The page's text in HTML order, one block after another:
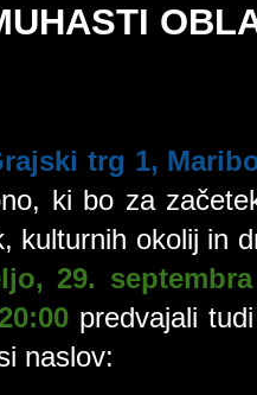
trg 1,
ki bo za
kulturnih okolij in
29.
predvajali
naslov: